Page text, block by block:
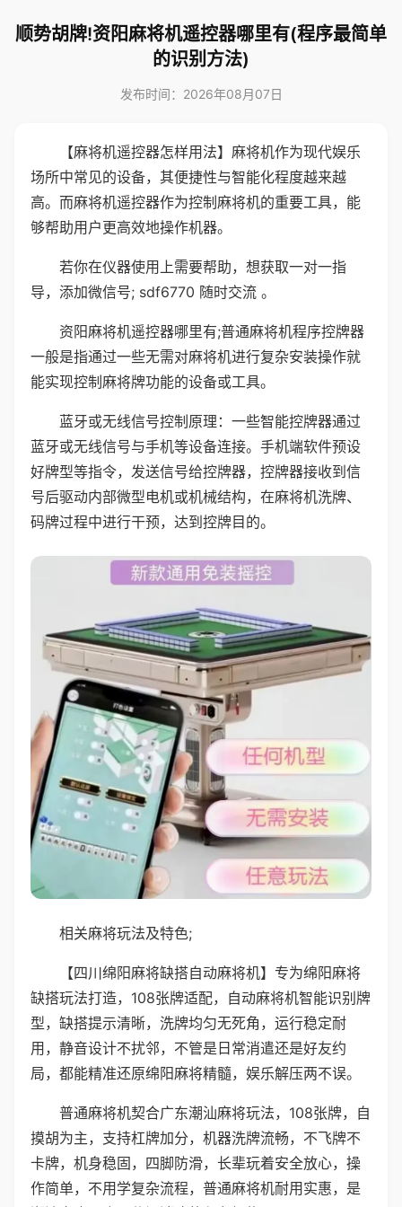
顺势胡牌!资阳麻将机遥控器哪里有(程序最简单
的识别方法)
发布时间：2026年08月07日
【麻将机遥控器怎样用法】麻将机作为现代娱乐
场所中常见的设备，其便捷性与智能化程度越来越
高。而麻将机遥控器作为控制麻将机的重要工具，能
够帮助用户更高效地操作机器。
若你在仪器使用上需要帮助，想获取一对一指
导，添加微信号; sdf6770 随时交流 。
资阳麻将机遥控器哪里有;普通麻将机程序控牌器
一般是指通过一些无需对麻将机进行复杂安装操作就
能实现控制麻将牌功能的设备或工具。
蓝牙或无线信号控制原理：一些智能控牌器通过
蓝牙或无线信号与手机等设备连接。手机端软件预设
好牌型等指令，发送信号给控牌器，控牌器接收到信
号后驱动内部微型电机或机械结构，在麻将机洗牌、
码牌过程中进行干预，达到控牌目的。
相关麻将玩法及特色;
【四川绵阳麻将缺搭自动麻将机】专为绵阳麻将
缺搭玩法打造，108张牌适配，自动麻将机智能识别牌
型，缺搭提示清晰，洗牌均匀无死角，运行稳定耐
用，静音设计不扰邻，不管是日常消遣还是好友约
局，都能精准还原绵阳麻将精髓，娱乐解压两不误。
普通麻将机契合广东潮汕麻将玩法，108张牌，自
摸胡为主，支持杠牌加分，机器洗牌流畅，不飞牌不
卡牌，机身稳固，四脚防滑，长辈玩着安全放心，操
作简单，不用学复杂流程，普通麻将机耐用实惠，是